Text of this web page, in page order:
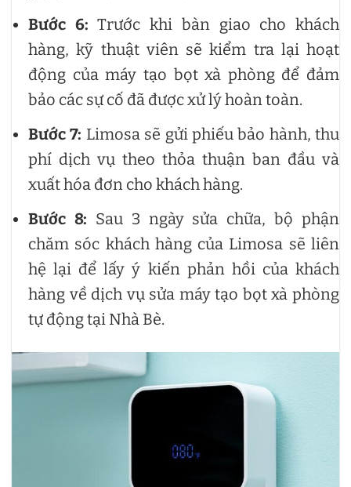
Bước 6: Trước khi bàn giao cho khách
hàng, kỹ thuật viên sẽ kiểm tra lại hoạt
động của máy tạo bọt xà phòng để đảm
bảo các sự cố đã được xử lý hoàn toàn.
Bước 7: Limosa sẽ gửi phiếu bảo hành, thu
phí dịch vụ theo thỏa thuận ban đầu và
xuất hóa đơn cho khách hàng.
Bước 8: Sau 3 ngày sửa chữa, bộ phận
chăm sóc khách hàng của Limosa sẽ liên
hệ lại để lấy ý kiến phản hồi của khách
hàng về dịch vụ sửa máy tạo bọt xà phòng
tự động tại Nhà Bè.